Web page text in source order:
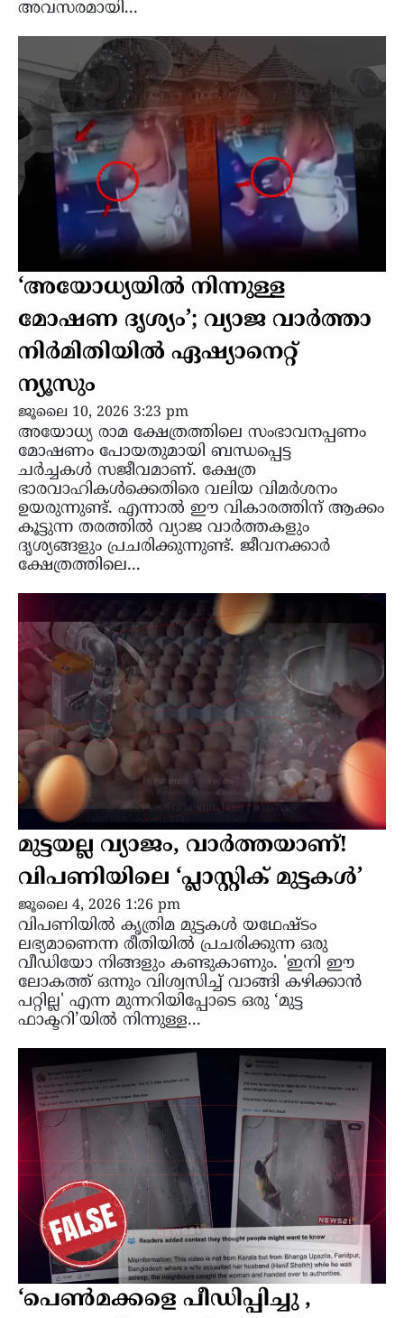
അവസരമായി...
‘അയോധ്യയില്‍ നിന്നുള്ള
മോഷണ ദൃശ്യം’; വ്യാജ വാർത്താ
നിർമിതിയിൽ ഏഷ്യാനെറ്റ്
ന്യൂസും
ജൂലൈ 10, 2026 3:23 pm
അയോധ്യ രാമ ക്ഷേത്രത്തിലെ സംഭാവനപ്പണം
മോഷണം പോയതുമായി ബന്ധപ്പെട്ട
ചർച്ചകൾ സജീവമാണ്. ക്ഷേത്ര
ഭാരവാഹികൾക്കെതിരെ വലിയ വിമർശനം
ഉയരുന്നുണ്ട്. എന്നാൽ ഈ വികാരത്തിന് ആക്കം
കൂട്ടുന്ന തരത്തിൽ വ്യാജ വാർത്തകളും
ദൃശ്യങ്ങളും പ്രചരിക്കുന്നുണ്ട്. ജീവനക്കാർ
ക്ഷേത്രത്തിലെ...
മുട്ടയല്ല വ്യാജം, വാർത്തയാണ്!
വിപണിയിലെ ‘പ്ലാസ്റ്റിക് മുട്ടകൾ’
ജൂലൈ 4, 2026 1:26 pm
വിപണിയിൽ കൃത്രിമ മുട്ടകൾ യഥേഷ്ടം
ലഭ്യമാണെന്ന രീതിയിൽ പ്രചരിക്കുന്ന ഒരു
വീഡിയോ നിങ്ങളും കണ്ടുകാണും. 'ഇനി ഈ
ലോകത്ത് ഒന്നും വിശ്വസിച്ച് വാങ്ങി കഴിക്കാൻ
പറ്റില്ല' എന്ന മുന്നറിയിപ്പോടെ ഒരു ‘മുട്ട
ഫാക്ടറി’യില്‍ നിന്നുള്ള...
‘പെൺമക്കളെ പീഡിപ്പിച്ചു ,